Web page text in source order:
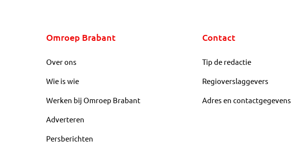
Omroep Brabant
Over ons
Wie is wie
Werken bij Omroep Brabant
Adverteren
Persberichten
Contact
Tip de redactie
Regioverslaggevers
Adres en contactgegevens